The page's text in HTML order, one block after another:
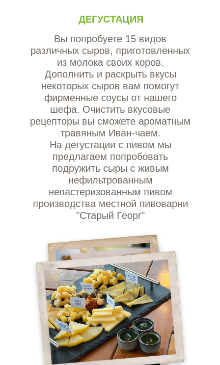
ДЕГУСТАЦИЯ
Вы попробуете 15 видов
различных сыров, приготовленных
из молока своих коров.
Дополнить и раскрыть вкусы
некоторых сыров вам помогут
фирменные соусы от нашего
шефа. Очистить вкусовые
рецепторы вы сможете ароматным
травяным Иван-чаем.
На дегустации с пивом мы
предлагаем попробовать
подружить сыры с живым
нефильтрованным
непастеризованным пивом
производства местной пивоварни
"Старый Георг"